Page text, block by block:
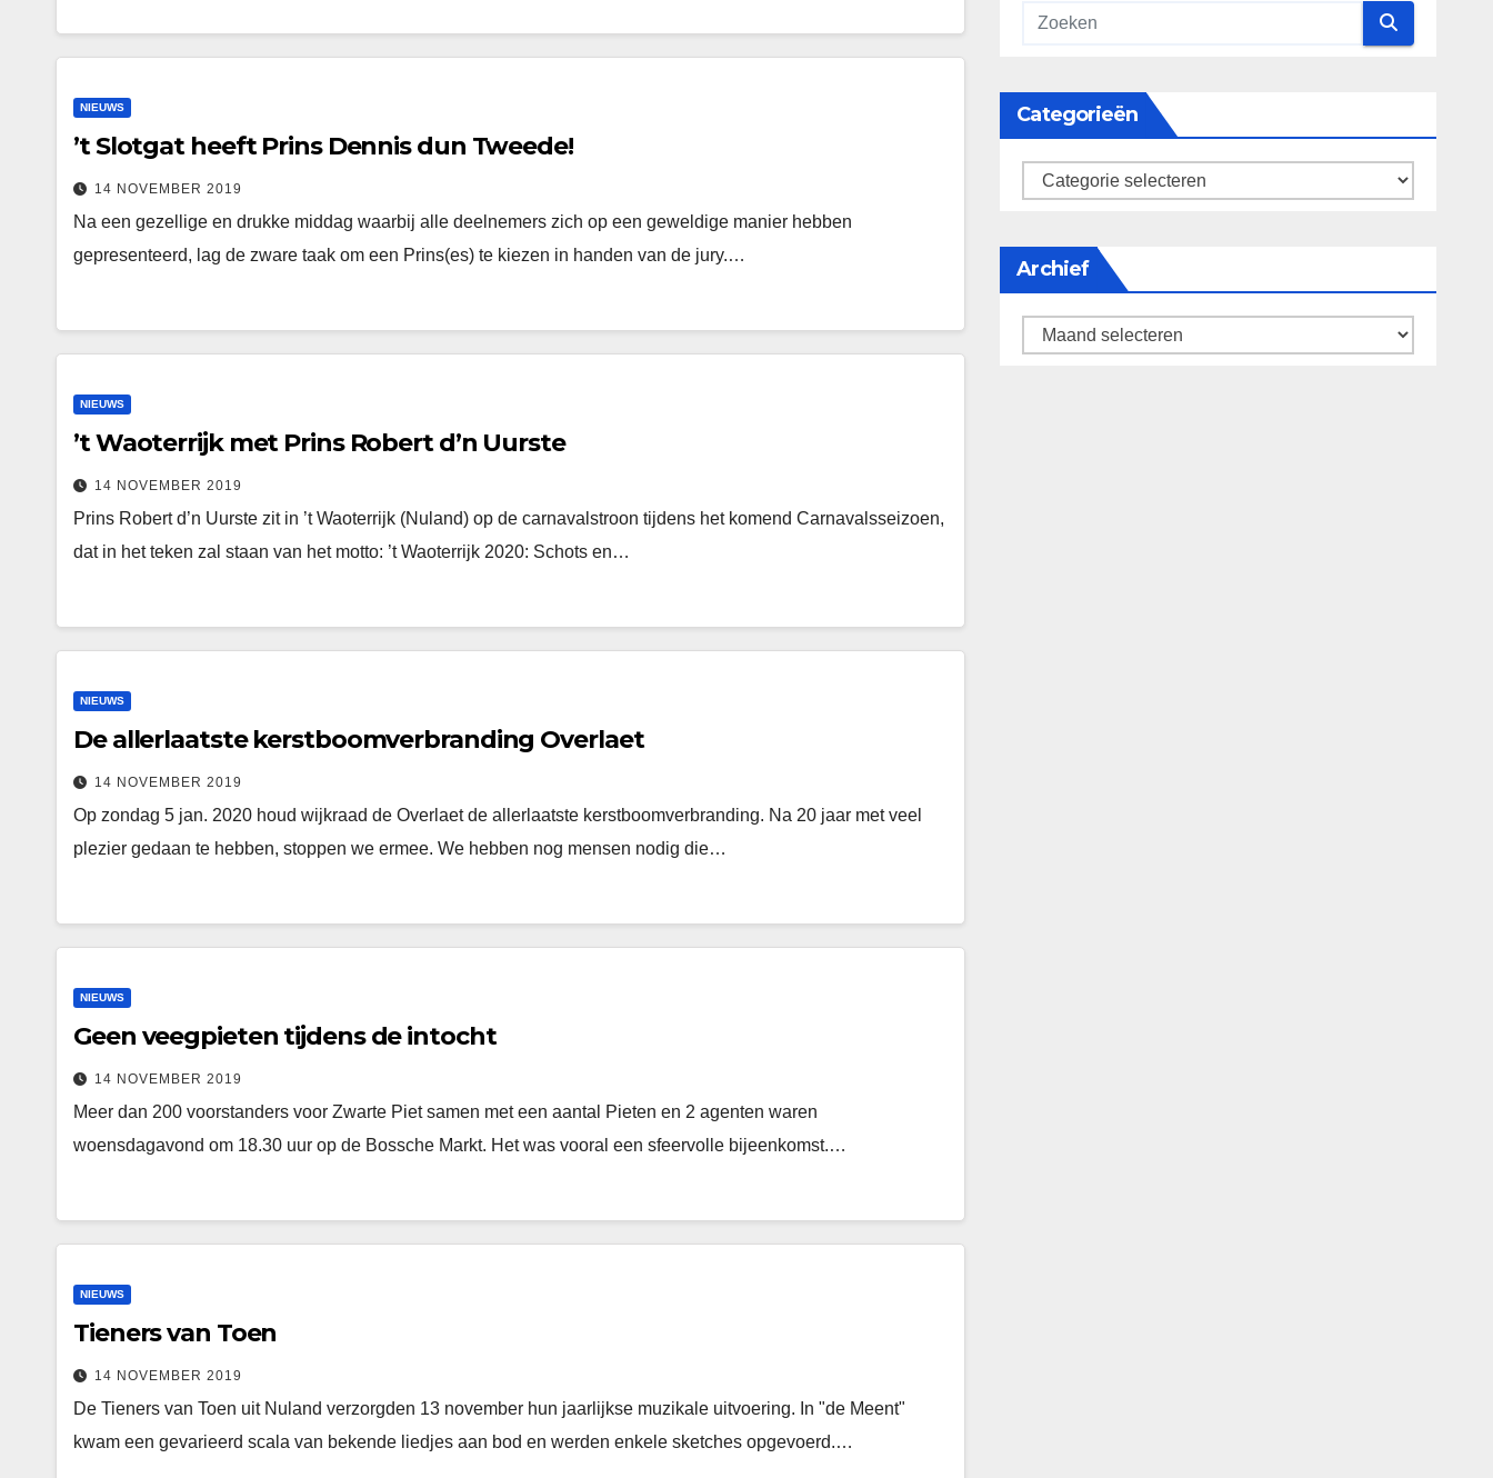
NIEUWS
’t Slotgat heeft Prins Dennis dun Tweede!
14 NOVEMBER 2019
Na een gezellige en drukke middag waarbij alle deelnemers zich op een geweldige manier hebben
gepresenteerd, lag de zware taak om een Prins(es) te kiezen in handen van de jury.…
NIEUWS
’t Waoterrijk met Prins Robert d’n Uurste
14 NOVEMBER 2019
Prins Robert d’n Uurste zit in ’t Waoterrijk (Nuland) op de carnavalstroon tijdens het komend Carnavalsseizoen,
dat in het teken zal staan van het motto: ’t Waoterrijk 2020: Schots en…
NIEUWS
De allerlaatste kerstboomverbranding Overlaet
14 NOVEMBER 2019
Op zondag 5 jan. 2020 houd wijkraad de Overlaet de allerlaatste kerstboomverbranding. Na 20 jaar met veel
plezier gedaan te hebben, stoppen we ermee. We hebben nog mensen nodig die…
NIEUWS
Geen veegpieten tijdens de intocht
14 NOVEMBER 2019
Meer dan 200 voorstanders voor Zwarte Piet samen met een aantal Pieten en 2 agenten waren
woensdagavond om 18.30 uur op de Bossche Markt. Het was vooral een sfeervolle bijeenkomst.…
NIEUWS
Tieners van Toen
14 NOVEMBER 2019
De Tieners van Toen uit Nuland verzorgden 13 november hun jaarlijkse muzikale uitvoering. In "de Meent"
kwam een gevarieerd scala van bekende liedjes aan bod en werden enkele sketches opgevoerd.…
Categorieën
categorieën
Archief
Archief